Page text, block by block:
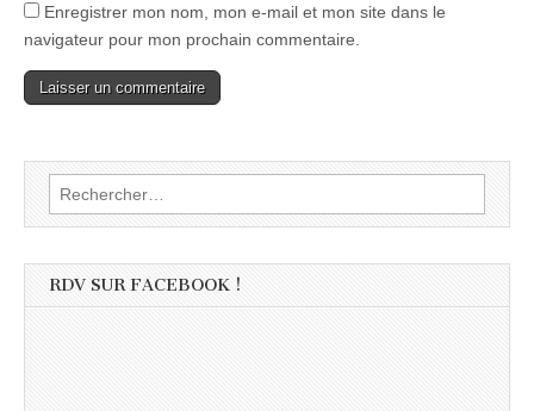
Enregistrer mon nom, mon e-mail et mon site dans le
navigateur pour mon prochain commentaire.
Rechercher :
RDV SUR FACEBOOK !